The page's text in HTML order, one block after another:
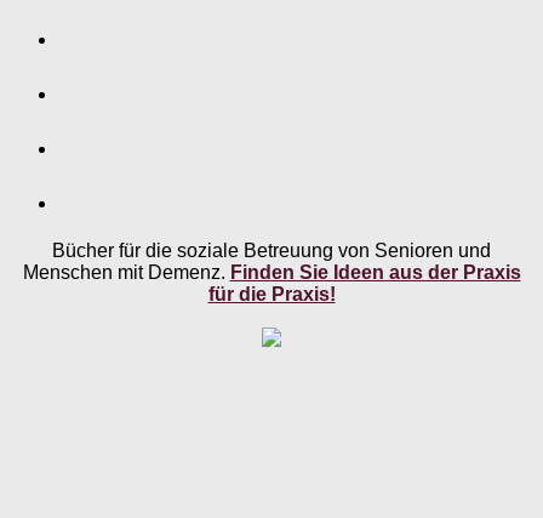
Bücher für die soziale Betreuung von Senioren und
Menschen mit Demenz. Finden Sie Ideen aus der Praxis
für die Praxis!